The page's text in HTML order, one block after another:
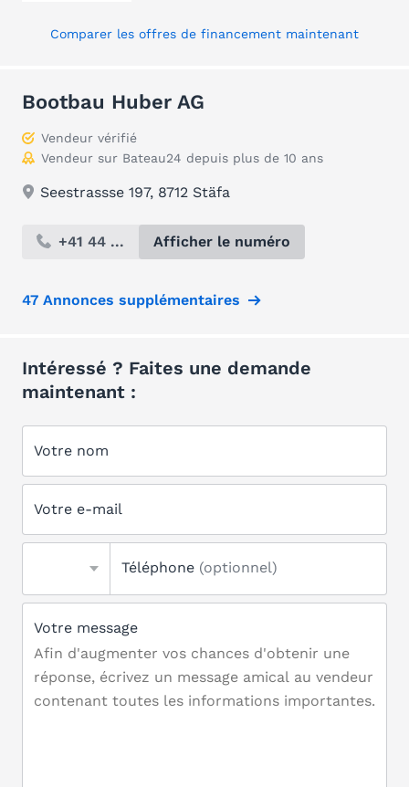
Comparer les offres de financement maintenant
Bootbau Huber AG
Vendeur vérifié
Vendeur sur Bateau24 depuis plus de 10 ans
Seestrassse 197, 8712 Stäfa
+41 44 ... Afficher le numéro
47 Annonces supplémentaires
Intéressé ? Faites une demande
maintenant :
Votre nom
Votre e-mail
Téléphone (optionnel)
Votre message